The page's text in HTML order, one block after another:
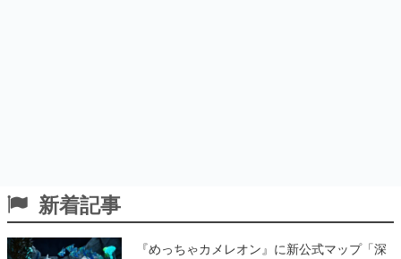
新着記事
『めっちゃカメレオン』に新公式マップ「深